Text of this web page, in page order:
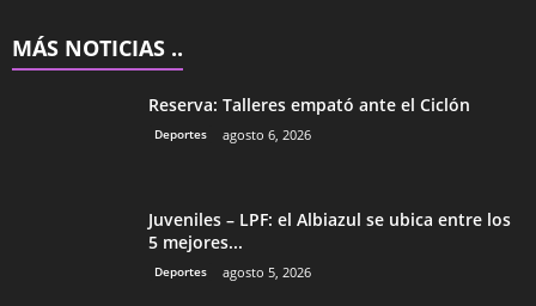
MÁS NOTICIAS ..
Reserva: Talleres empató ante el Ciclón
Deportes agosto 6, 2026
Juveniles – LPF: el Albiazul se ubica entre los
5 mejores...
Deportes agosto 5, 2026